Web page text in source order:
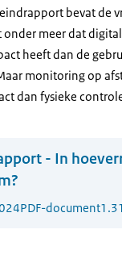
bevat de
meer dat
heeft dan de
monitoring op
dan fysieke
- In
PDF-document